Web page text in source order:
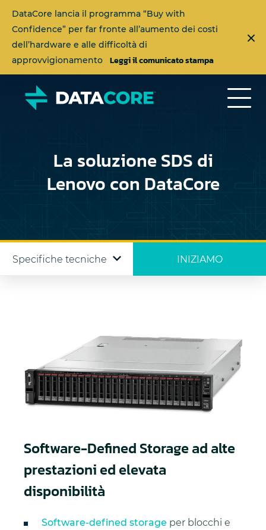
DataCore lancia il programma “Buy with
Confidence” per far fronte all’aumento dei costi
dell’hardware e alle difficoltà di
approvvigionamento
Leggi il comunicato stampa
La soluzione SDS di
Lenovo con DataCore
Specifiche tecniche INIZIAMO
Software-Defined Storage ad alte
prestazioni ed elevata
disponibilità
Software-defined storage per blocchi e